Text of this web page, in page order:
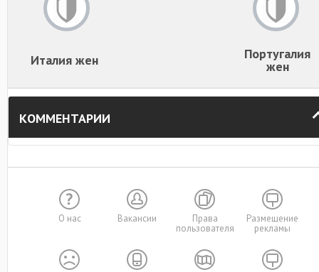
Италия жен Португалия
жен
КОММЕНТАРИИ
О нас Вакансии
Права
пользователя
Размещение
рекламы